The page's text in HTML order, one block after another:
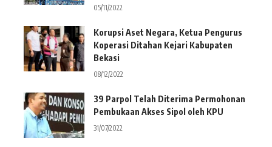
05/11/2022
Korupsi Aset Negara, Ketua Pengurus
Koperasi Ditahan Kejari Kabupaten
Bekasi
08/12/2022
39 Parpol Telah Diterima Permohonan
Pembukaan Akses Sipol oleh KPU
31/07/2022